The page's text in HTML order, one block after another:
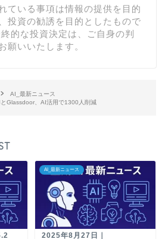
ている事項は情報の提供を目的
投資の勧誘を目的としたもので
的な投資決定は、ご自身の判
願いいたします。
AI_最新ニュース
Glassdoor、AI活用で1300人削減
AI_最新ニュース
2025年8月27日｜